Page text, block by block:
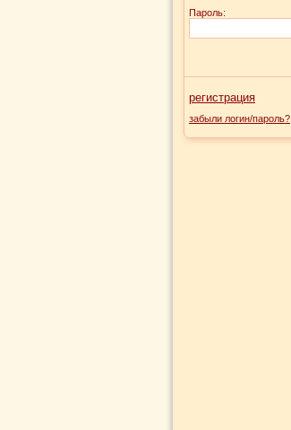
Пароль:
регистрация
забыли логин/пароль?